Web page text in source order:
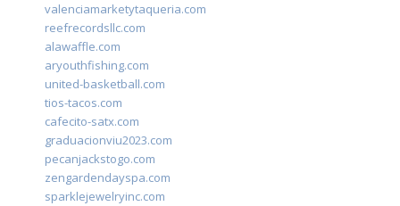
valenciamarketytaqueria.com
reefrecordsllc.com
alawaffle.com
aryouthfishing.com
united-basketball.com
tios-tacos.com
cafecito-satx.com
graduacionviu2023.com
pecanjackstogo.com
zengardendayspa.com
sparklejewelryinc.com